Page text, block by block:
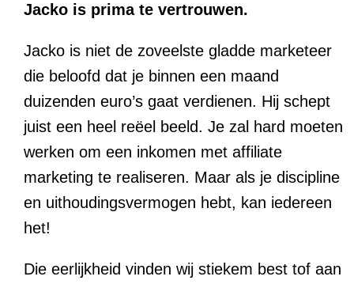
Jacko is prima te vertrouwen.
Jacko is niet de zoveelste gladde marketeer
die beloofd dat je binnen een maand
duizenden euro’s gaat verdienen. Hij schept
juist een heel reëel beeld. Je zal hard moeten
werken om een inkomen met affiliate
marketing te realiseren. Maar als je discipline
en uithoudingsvermogen hebt, kan iedereen
het!
Die eerlijkheid vinden wij stiekem best tof aan